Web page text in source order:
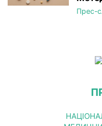
Прес-